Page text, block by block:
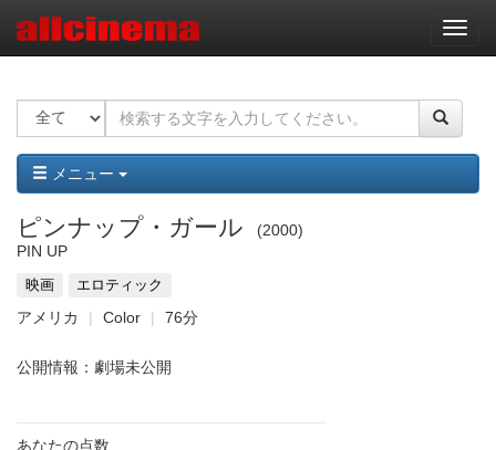
ナ
ビ
ー
ョ
ン
メニュー
ピンナップ・ガール
2000
PIN UP
映画 エロティック
アメリカ Color 76分
公開情報：劇場未公開
あなたの点数